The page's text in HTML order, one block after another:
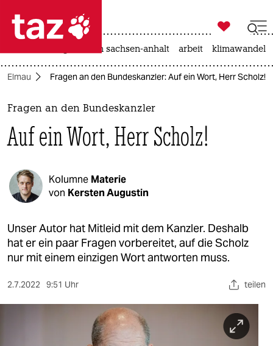
 taz zahl ich
taz zahl ich
themen
politik
öko
gesellschaft
kultur
sport
nord

taz zahl ich
landtagswahl in sachsen-anhalt arbeit klimawandel
Elmau Fragen an den Bundeskanzler: Auf ein Wort, Herr Scholz!
Fragen an den Bundeskanzler
Auf ein Wort, Herr Scholz!
Kolumne Materie
von Kersten Augustin
Unser Autor hat Mitleid mit dem Kanzler. Deshalb
hat er ein paar Fragen vorbereitet, auf die Scholz
nur mit einem einzigen Wort antworten muss.
2.7.2022 9:51 Uhr teilen